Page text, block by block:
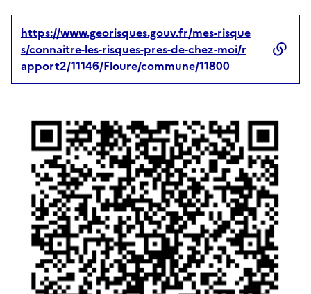
https://www.georisques.gouv.fr/mes-risque
s/connaitre-les-risques-pres-de-chez-moi/r
apport2/11146/Floure/commune/11800